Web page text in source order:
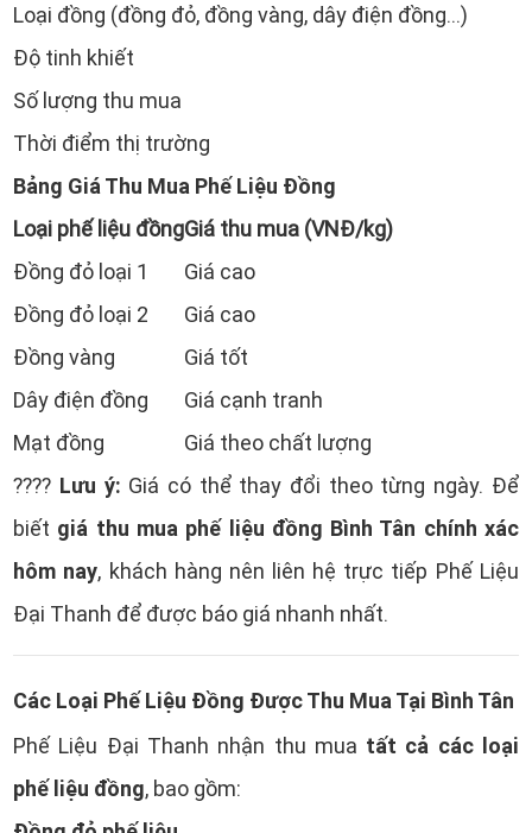
Loại đồng (đồng đỏ, đồng vàng, dây điện đồng…)
Độ tinh khiết
Số lượng thu mua
Thời điểm thị trường
Bảng Giá Thu Mua Phế Liệu Đồng
Loại phế liệu đồngGiá thu mua (VNĐ/kg)
Đồng đỏ loại 1
Giá cao
Đồng đỏ loại 2
Giá cao
Đồng vàng
Giá tốt
Dây điện đồng
Giá cạnh tranh
Mạt đồng
Giá theo chất lượng
???? Lưu ý: Giá có thể thay đổi theo từng ngày. Để
biết giá thu mua phế liệu đồng Bình Tân chính xác
hôm nay, khách hàng nên liên hệ trực tiếp Phế Liệu
Đại Thanh để được báo giá nhanh nhất.
Các Loại Phế Liệu Đồng Được Thu Mua Tại Bình Tân
Phế Liệu Đại Thanh nhận thu mua tất cả các loại
phế liệu đồng, bao gồm: